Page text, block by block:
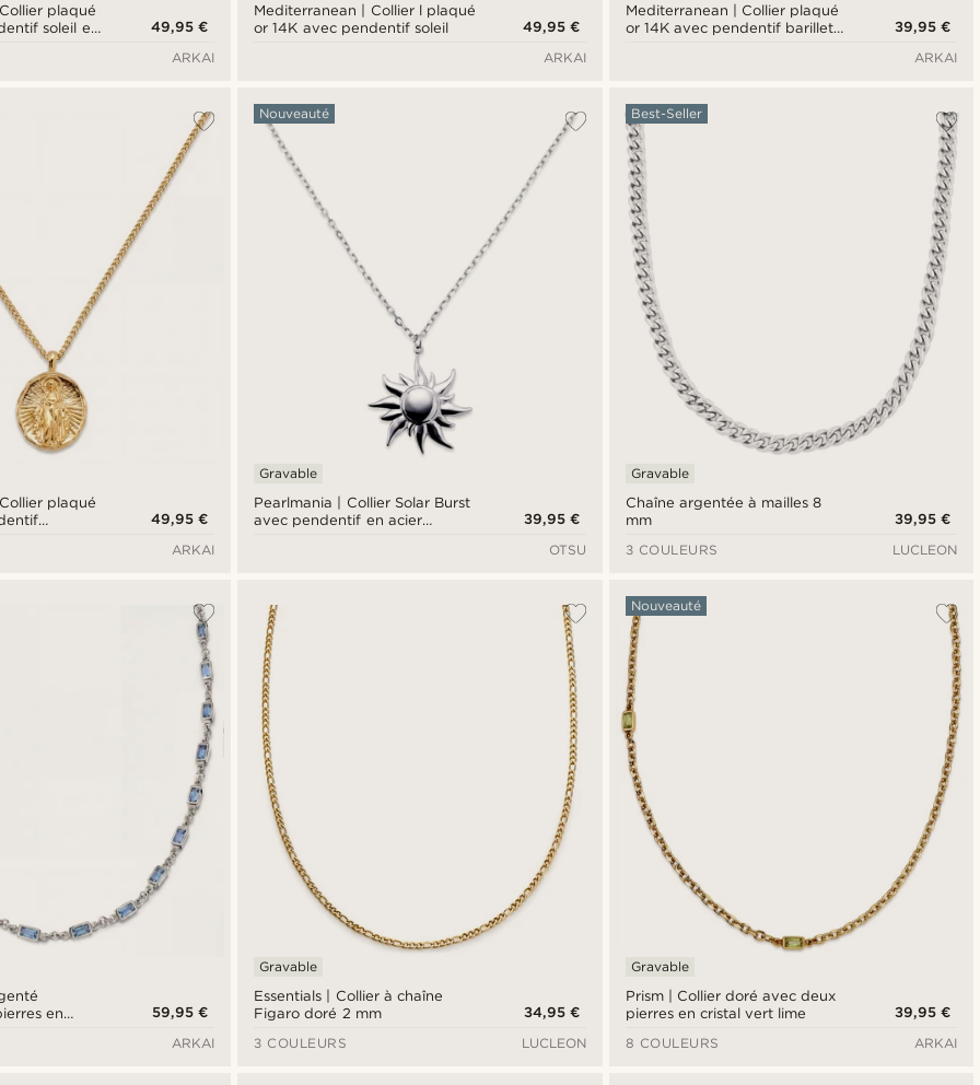
plaqué
soleil en
49,95 €
ARKAI
Mediterranean | Collier l plaqué
or 14K avec pendentif soleil
49,95 €
ARKAI
Mediterranean | Collier plaqué
or 14K avec pendentif barillet
39,95 €
ARKAI
plaqué
49,95 €
ARKAI
Pearlmania | Collier Solar Burst
avec pendentif en acier
Nouveauté
Gravable
39,95 €
OTSU
Chaîne argentée à mailles 8
mm
Best-Seller
Gravable
39,95 €
3 COULEURS
LUCLEON
en
59,95 €
ARKAI
Essentials | Collier à chaîne
Figaro doré 2 mm
Gravable
34,95 €
3 COULEURS
LUCLEON
Prism | Collier doré avec deux
pierres en cristal vert lime
Nouveauté
Gravable
39,95 €
8 COULEURS
ARKAI